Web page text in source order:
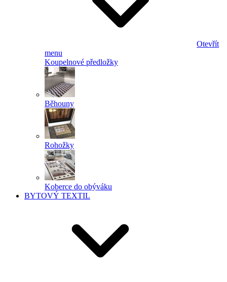
Otevřít
menu
Koupelnové předložky
Běhouny
Rohožky
Koberce do obýváku
BYTOVÝ TEXTIL